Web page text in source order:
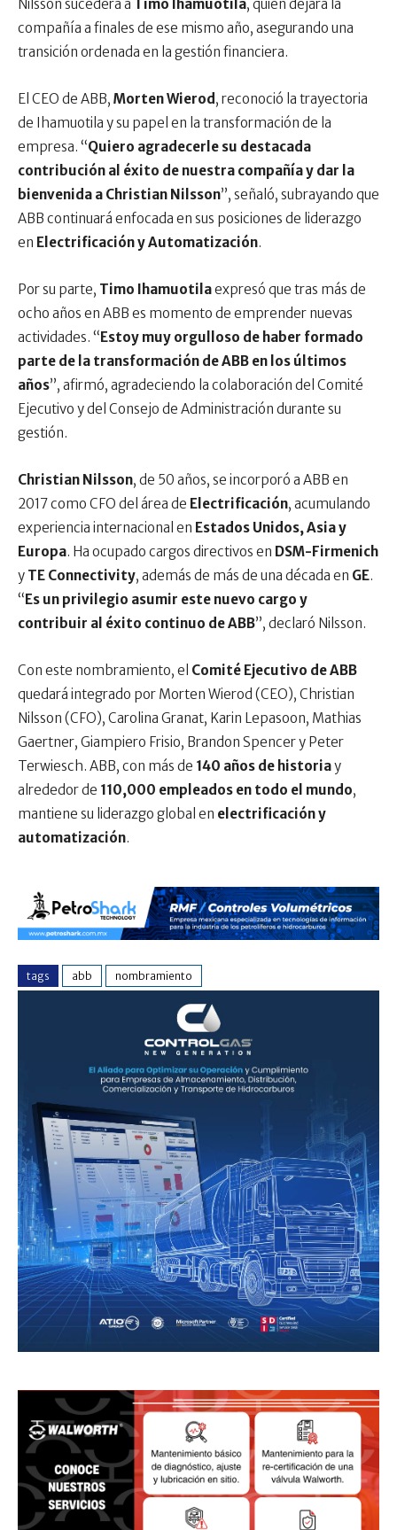
Nilsson sucederá a Timo Ihamuotila, quien dejará la
compañía a finales de ese mismo año, asegurando una
transición ordenada en la gestión financiera.
El CEO de ABB, Morten Wierod , reconoció la trayectoria
de Ihamuotila y su papel en la transformación de la
empresa. “Quiero agradecerle su destacada
contribución al éxito de nuestra compañía y dar la
bienvenida a Christian Nilsson”, señaló, subrayando que
ABB continuará enfocada en sus posiciones de liderazgo
en Electrificación y Automatización.
Por su parte, Timo Ihamuotilaexpresó que tras más de
ocho años en ABB es momento de emprender nuevas
actividades. “ Estoy muy orgulloso de haber formado
parte de la transformación de ABB en los últimos
años”, afirmó, agradeciendo la colaboración del Comité
Ejecutivo y del Consejo de Administración durante su
gestión.
Christian Nilsson, de 50 años, se incorporó a ABB en
2017 como CFO del área de Electrificación, acumulando
experiencia internacional en Estados Unidos, Asia y
Europa. Ha ocupado cargos directivos en DSM-Firmenich
y TE Connectivity, además de más de una década en GE.
“ Es un privilegio asumir este nuevo cargo y
contribuir al éxito continuo de ABB”, declaró Nilsson.
Con este nombramiento, el Comité Ejecutivo de ABB
quedará integrado por Morten Wierod (CEO), Christian
Nilsson (CFO), Carolina Granat, Karin Lepasoon, Mathias
Gaertner, Giampiero Frisio, Brandon Spencer y Peter
Terwiesch. ABB, con más de 140 años de historiay
alrededor de 110,000 empleados en todo el mundo,
mantiene su liderazgo global en electrificación y
automatización.
tags abb nombramiento